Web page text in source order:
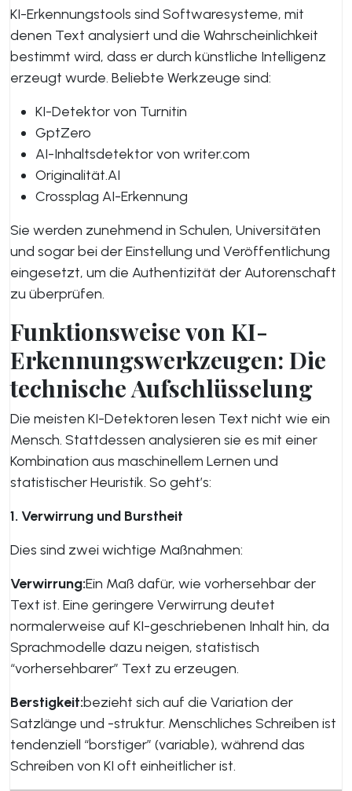
KI-Erkennungstools sind Softwaresysteme, mit
denen Text analysiert und die Wahrscheinlichkeit
bestimmt wird, dass er durch künstliche Intelligenz
erzeugt wurde. Beliebte Werkzeuge sind:
KI-Detektor von Turnitin
GptZero
AI-Inhaltsdetektor von writer.com
Originalität.AI
Crossplag AI-Erkennung
Sie werden zunehmend in Schulen, Universitäten
und sogar bei der Einstellung und Veröffentlichung
eingesetzt, um die Authentizität der Autorenschaft
zu überprüfen.
Funktionsweise von KI-
Erkennungswerkzeugen: Die
technische Aufschlüsselung
Die meisten KI-Detektoren lesen Text nicht wie ein
Mensch. Stattdessen analysieren sie es mit einer
Kombination aus maschinellem Lernen und
statistischer Heuristik. So geht’s:
1. Verwirrung und Burstheit
Dies sind zwei wichtige Maßnahmen:
Verwirrung:Ein Maß dafür, wie vorhersehbar der
Text ist. Eine geringere Verwirrung deutet
normalerweise auf KI-geschriebenen Inhalt hin, da
Sprachmodelle dazu neigen, statistisch
“vorhersehbarer” Text zu erzeugen.
Berstigkeit:bezieht sich auf die Variation der
Satzlänge und -struktur. Menschliches Schreiben ist
tendenziell “borstiger” (variable), während das
Schreiben von KI oft einheitlicher ist.